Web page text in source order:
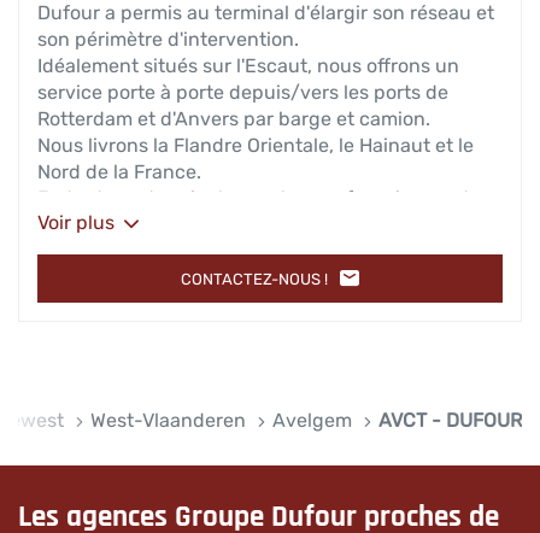
Dufour a permis au terminal d'élargir son réseau et
son périmètre d'intervention.
Idéalement situés sur l'Escaut, nous offrons un
service porte à porte depuis/vers les ports de
Rotterdam et d'Anvers par barge et camion.
Nous livrons la Flandre Orientale, le Hainaut et le
Nord de la France.
En tant que terminal ouvert, nous fournissons des
services de qualité supérieure aux expéditeurs ,
transitaires, compagnies maritimes ou entreprises
de transport routier.
Voir plus
CONTACTEZ-NOUS !
L'AGENCE
AVCT
West-Vlaanderen Avelgem AVCT - DUFOUR
Les agences Groupe Dufour proches de